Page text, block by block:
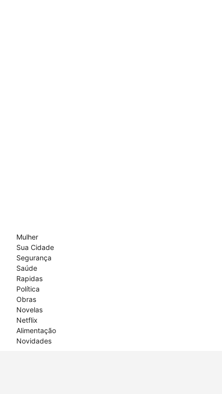
Mulher
Sua Cidade
Segurança
Saúde
Rapidas
Política
Obras
Novelas
Netflix
Alimentação
Novidades